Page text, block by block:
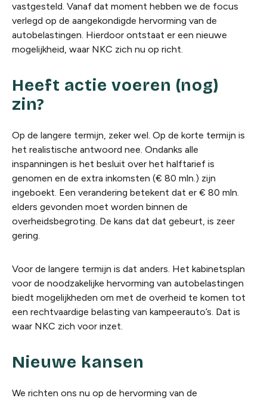
vastgesteld. Vanaf dat moment hebben we de focus
verlegd op de aangekondigde hervorming van de
autobelastingen. Hierdoor ontstaat er een nieuwe
mogelijkheid, waar NKC zich nu op richt.
Heeft actie voeren (nog)
zin?
Op de langere termijn, zeker wel. Op de korte termijn is
het realistische antwoord nee. Ondanks alle
inspanningen is het besluit over het halftarief is
genomen en de extra inkomsten (€ 80 mln.) zijn
ingeboekt. Een verandering betekent dat er € 80 mln.
elders gevonden moet worden binnen de
overheidsbegroting. De kans dat dat gebeurt, is zeer
gering.
Voor de langere termijn is dat anders. Het kabinetsplan
voor de noodzakelijke hervorming van autobelastingen
biedt mogelijkheden om met de overheid te komen tot
een rechtvaardige belasting van kampeerauto’s. Dat is
waar NKC zich voor inzet.
Nieuwe kansen
We richten ons nu op de hervorming van de